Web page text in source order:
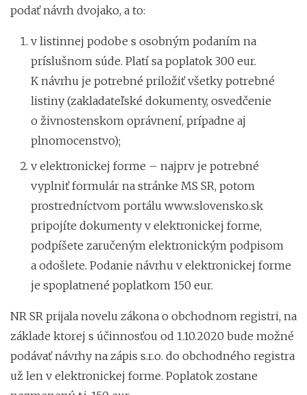
podať návrh dvojako, a to:
v listinnej podobe s osobným podaním na
príslušnom súde. Platí sa poplatok 300 eur.
K návrhu je potrebné priložiť všetky potrebné
listiny (zakladateľské dokumenty, osvedčenie
o živnostenskom oprávnení, prípadne aj
plnomocenstvo);
v elektronickej forme – najprv je potrebné
vyplniť formulár na stránke MS SR, potom
prostredníctvom portálu www.slovensko.sk
pripojíte dokumenty v elektronickej forme,
podpíšete zaručeným elektronickým podpisom
a odošlete. Podanie návrhu v elektronickej forme
je spoplatnené poplatkom 150 eur.
NR SR prijala novelu zákona o obchodnom registri, na
základe ktorej s účinnosťou od 1.10.2020 bude možné
podávať návrhy na zápis s.r.o. do obchodného registra
už len v elektronickej forme. Poplatok zostane